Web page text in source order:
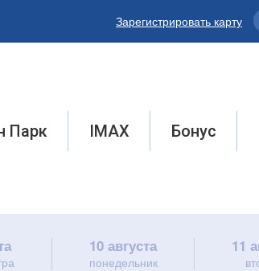
Зарегистрировать карту
Парк IMAX Бонус
10 августа
понедельник
11